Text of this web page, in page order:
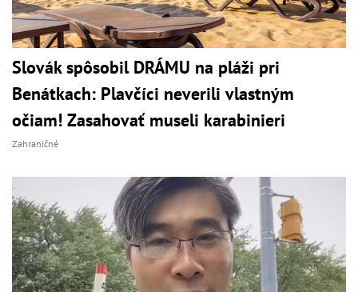
Slovák spôsobil DRÁMU na pláži pri
Benátkach: Plavčíci neverili vlastným
očiam! Zasahovať museli karabinieri
Zahraničné